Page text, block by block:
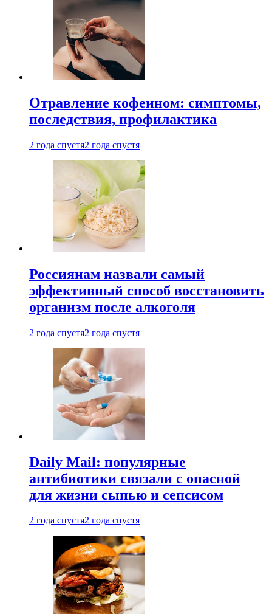
Отравление кофеином: симптомы,
последствия, профилактика
2 года спустя2 года спустя
Россиянам назвали самый
эффективный способ восстановить
организм после алкоголя
2 года спустя2 года спустя
Daily Mail: популярные
антибиотики связали с опасной
для жизни сыпью и сепсисом
2 года спустя2 года спустя